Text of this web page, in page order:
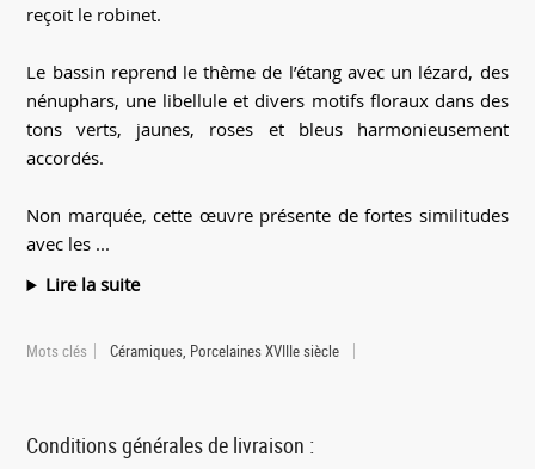
reçoit le robinet.
Le bassin reprend le thème de l’étang avec un lézard, des
nénuphars, une libellule et divers motifs floraux dans des
tons verts, jaunes, roses et bleus harmonieusement
accordés.
Non marquée, cette œuvre présente de fortes similitudes
avec les ...
Lire la suite
Mots clés Céramiques, Porcelaines XVIIIe siècle
Conditions générales de livraison :